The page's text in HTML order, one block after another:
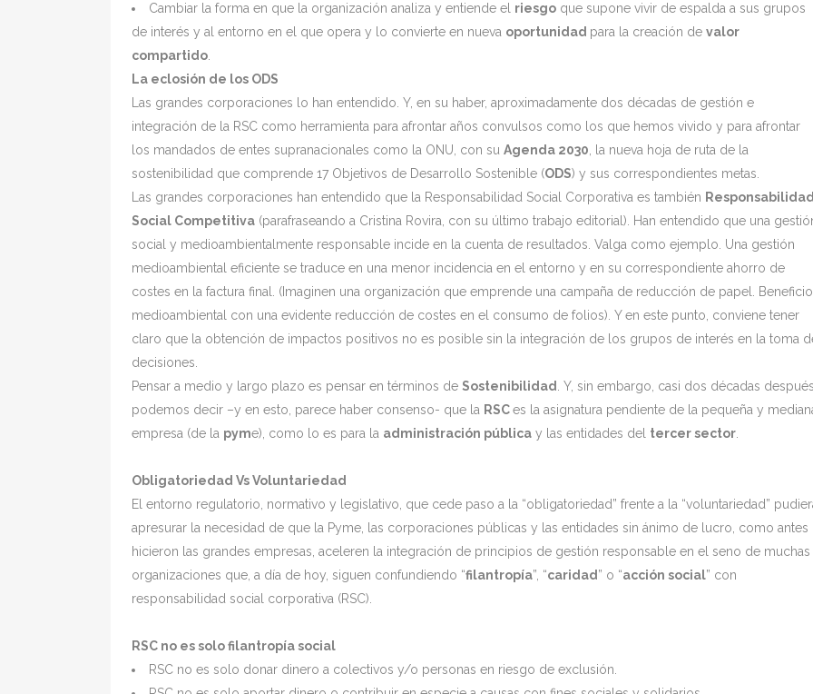
Cambiar la forma en que la organización analiza y entiende el riesgo que supone vivir de espalda a sus grupos
de interés y al entorno en el que opera y lo convierte en nueva oportunidad para la creación de valor
compartido
La eclosión de los ODS
Las grandes corporaciones lo han entendido. Y, en su haber, aproximadamente dos décadas de gestión e
integración de la RSC como herramienta para afrontar años convulsos como los que hemos vivido y para afrontar
los mandados de entes supranacionales como la ONU, con su Agenda 2030 , la nueva hoja de ruta de la
sostenibilidad que comprende 17 Objetivos de Desarrollo Sostenible (ODS) y sus correspondientes metas.
Las grandes corporaciones han entendido que la Responsabilidad Social Corporativa es también
Social Competitiva (parafraseando a Cristina Rovira, con su último trabajo editorial). Han entendido que una
social y medioambientalmente responsable incide en la cuenta de resultados. Valga como ejemplo. Una gestión
medioambiental eficiente se traduce en una menor incidencia en el entorno y en su correspondiente ahorro de
costes en la factura final. (Imaginen una organización que emprende una campaña de reducción de papel. Beneficio
medioambiental con una evidente reducción de costes en el consumo de folios). Y en este punto, conviene tener
claro que la obtención de impactos positivos no es posible sin la integración de los grupos de interés en la toma
decisiones.
Pensar a medio y largo plazo es pensar en términos de Sostenibilidad
. Y, sin embargo, casi dos décadas
podemos decir –y en esto, parece haber consenso- que la RSCes la asignatura pendiente de la pequeña y
empresa (de la pyme), como lo es para la administración pública y las entidades del tercer sector
Obligatoriedad Vs Voluntariedad
El entorno regulatorio, normativo y legislativo, que cede paso a la “obligatoriedad” frente a la “voluntariedad”
apresurar la necesidad de que la Pyme, las corporaciones públicas y las entidades sin ánimo de lucro, como antes
hicieron las grandes empresas, aceleren la integración de principios de gestión responsable en el seno de muchas
organizaciones que, a día de hoy, siguen confundiendo “filantropía”, “caridad ” o “acción social” con
responsabilidad social corporativa (RSC).
RSC no es solo filantropía social
RSC no es solo donar dinero a colectivos y/o personas en riesgo de exclusión.